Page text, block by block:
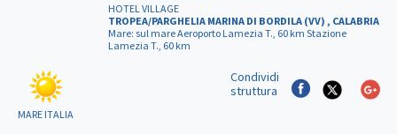
HOTEL VILLAGE
TROPEA/PARGHELIA MARINA DI BORDILA (VV) , CALABRIA
Mare: sul mare Aeroporto Lamezia T., 60 km Stazione
Lamezia T., 60 km
MARE ITALIA
Condividi
struttura